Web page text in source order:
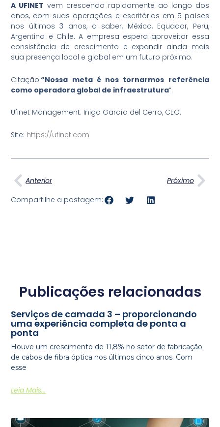
A UFINET vem crescendo rapidamente ao longo dos
anos, com suas operações e escritórios em 5 países
nos últimos 3 anos, a saber, México, Equador, Peru,
Argentina e Chile. A empresa espera aproveitar essa
consistência de crescimento e expandir ainda mais
sua presença local e global em um futuro próximo.
Citação:“Nossa meta é nos tornarmos referência
como operadora global de infraestrutura“.
Ufinet Management: Iñigo García del Cerro, CEO.
Site: https://ufinet.com
Anterior
Anterior Próximo
Compartilhe a postagem:
Publicações relacionadas
Serviços de camada 3 – proporcionando
uma experiência completa de ponta a
ponta
Houve um crescimento de 11,8% no setor de fabricação
de cabos de fibra óptica nos últimos cinco anos. Com
esse
Leia Mais...